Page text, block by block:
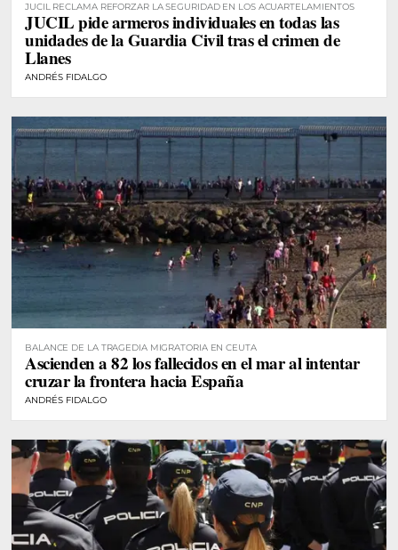
JUCIL RECLAMA REFORZAR LA SEGURIDAD EN LOS ACUARTELAMIENTOS
JUCIL pide armeros individuales en todas las
unidades de la Guardia Civil tras el crimen de
Llanes
ANDRÉS FIDALGO
BALANCE DE LA TRAGEDIA MIGRATORIA EN CEUTA
Ascienden a 82 los fallecidos en el mar al intentar
cruzar la frontera hacia España
ANDRÉS FIDALGO